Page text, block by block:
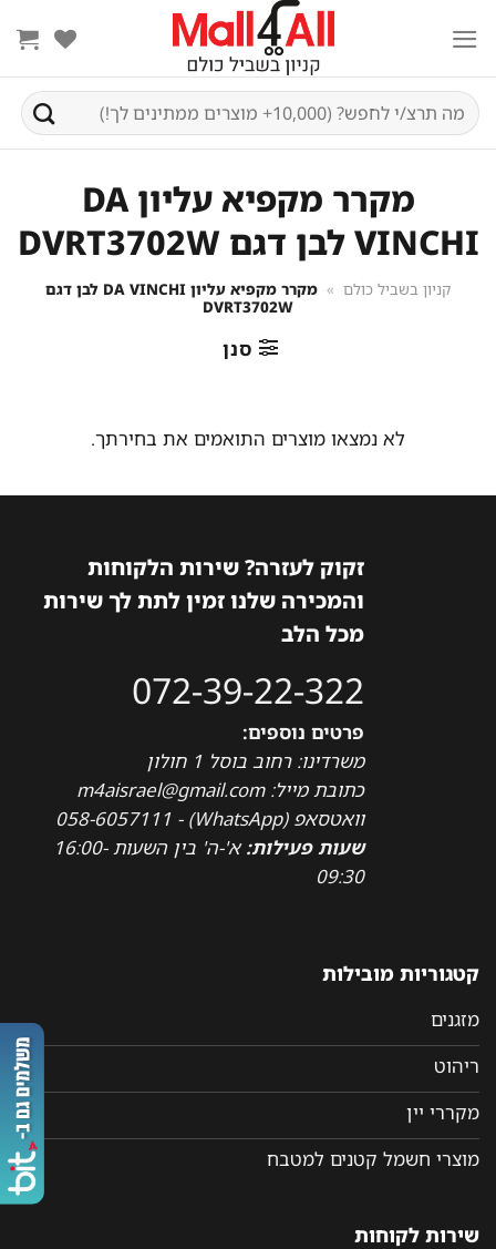
content
חיפוש
עבור:
מקרר מקפיא עליון DA
VINCHI לבן דגם DVRT3702W
קניון בשביל כולם »
מקרר מקפיא עליון DA VINCHI לבן דגם
DVRT3702W
סנן
לא נמצאו מוצרים התואמים את בחירתך.
זקוק לעזרה? שירות הלקוחות
והמכירה שלנו זמין לתת לך שירות
מכל הלב
072-39-22-322
פרטים נוספים:
משרדינו: רחוב בוסל 1 חולון
כתובת מייל: m4aisrael@gmail.com
וואטסאפ (WhatsApp) - 058-6057111
שעות פעילות:
א'-ה' בין השעות 16:00-
09:30
קטגוריות מובילות
מזגנים
ריהוט
מקררי יין
מוצרי חשמל קטנים למטבח
שירות לקוחות